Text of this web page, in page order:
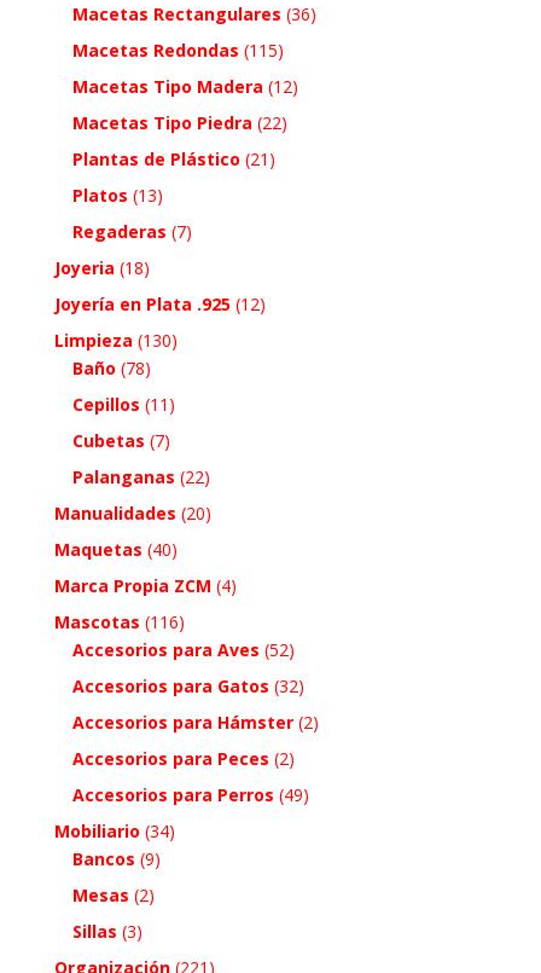
Macetas Rectangulares (36)
Macetas Redondas (115)
Macetas Tipo Madera (12)
Macetas Tipo Piedra (22)
Plantas de Plástico (21)
Platos (13)
Regaderas (7)
Joyeria (18)
Joyería en Plata .925 (12)
Limpieza (130)
Baño (78)
Cepillos (11)
Cubetas (7)
Palanganas (22)
Manualidades (20)
Maquetas (40)
Marca Propia ZCM (4)
Mascotas (116)
Accesorios para Aves (52)
Accesorios para Gatos (32)
Accesorios para Hámster (2)
Accesorios para Peces (2)
Accesorios para Perros (49)
Mobiliario (34)
Bancos (9)
Mesas (2)
Sillas (3)
Organización (221)